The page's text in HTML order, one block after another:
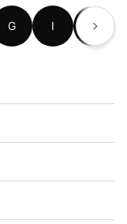
G I K